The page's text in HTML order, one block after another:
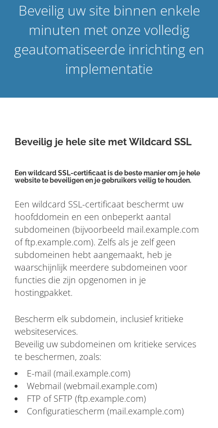
Beveilig uw site binnen enkele
minuten met onze volledig
geautomatiseerde inrichting en
implementatie
Beveilig je hele site met Wildcard SSL
Een wildcard SSL-certificaat is de beste manier om je hele
website te beveiligen en je gebruikers veilig te houden.
Een wildcard SSL-certificaat beschermt uw
hoofddomein en een onbeperkt aantal
subdomeinen (bijvoorbeeld mail.example.com
of ftp.example.com). Zelfs als je zelf geen
subdomeinen hebt aangemaakt, heb je
waarschijnlijk meerdere subdomeinen voor
functies die zijn opgenomen in je
hostingpakket.
Bescherm elk subdomein, inclusief kritieke
websiteservices.
Beveilig uw subdomeinen om kritieke services
te beschermen, zoals:
E-mail (mail.example.com)
Webmail (webmail.example.com)
FTP of SFTP (ftp.example.com)
Configuratiescherm (mail.example.com)